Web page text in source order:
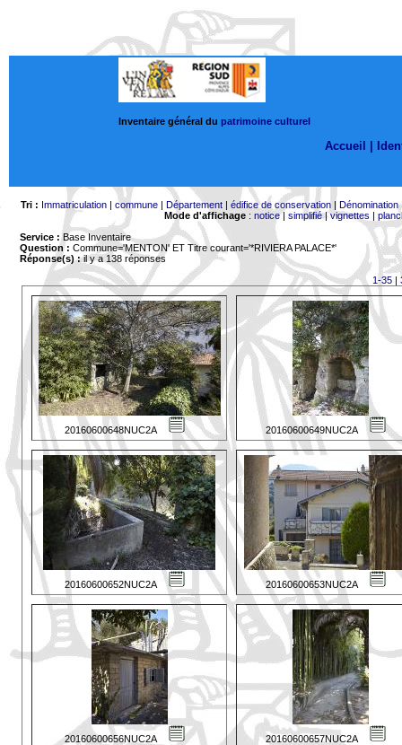
Inventaire général du patrimoine culturel
Accueil |
Tri : Immatriculation| commune| Département| édifice de conservation| Dénomination
Mode d'affichage: notice| simplifié|vignettes |
Service : Base Inventaire
Question : Commune='MENTON' ET Titre courant='*RIVIERA PALACE*'
Réponse(s) :il y a 138 réponses
1-35|
20160600648NUC2A 20160600649NUC2A
20160600652NUC2A 20160600653NUC2A
20160600656NUC2A 20160600657NUC2A